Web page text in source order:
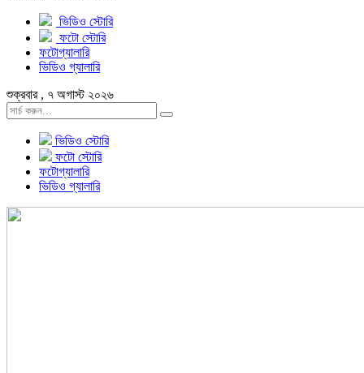
ভিডিও স্টোরি
ফটো স্টোরি
ফটোগ্যালারি
ভিডিও গ্যালারি
শুক্রবার , ৭ অগাস্ট ২০২৬
ভিডিও স্টোরি
ফটো স্টোরি
ফটোগ্যালারি
ভিডিও গ্যালারি